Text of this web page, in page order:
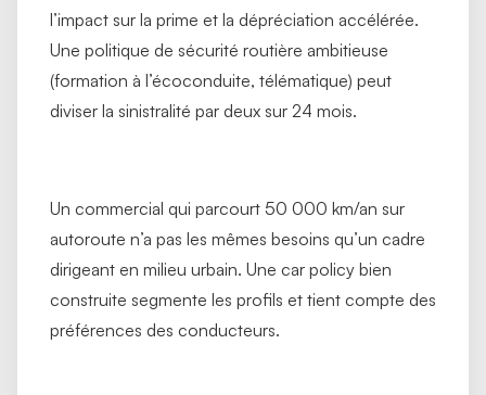
l’impact sur la prime et la dépréciation accélérée.
Une politique de sécurité routière ambitieuse
(formation à l’écoconduite, télématique) peut
diviser la sinistralité par deux sur 24 mois.
Un commercial qui parcourt 50 000 km/an sur
autoroute n’a pas les mêmes besoins qu’un cadre
dirigeant en milieu urbain. Une car policy bien
construite segmente les profils et tient compte des
préférences des conducteurs.